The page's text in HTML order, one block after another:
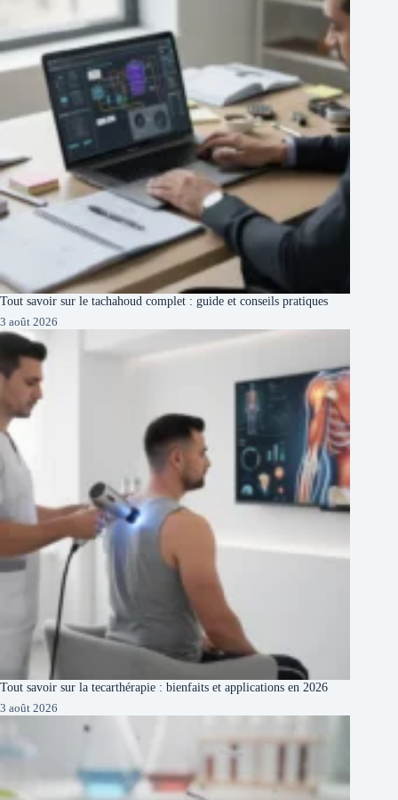
Tout savoir sur le tachahoud complet : guide et conseils pratiques
3 août 2026
Tout savoir sur la tecarthérapie : bienfaits et applications en 2026
3 août 2026